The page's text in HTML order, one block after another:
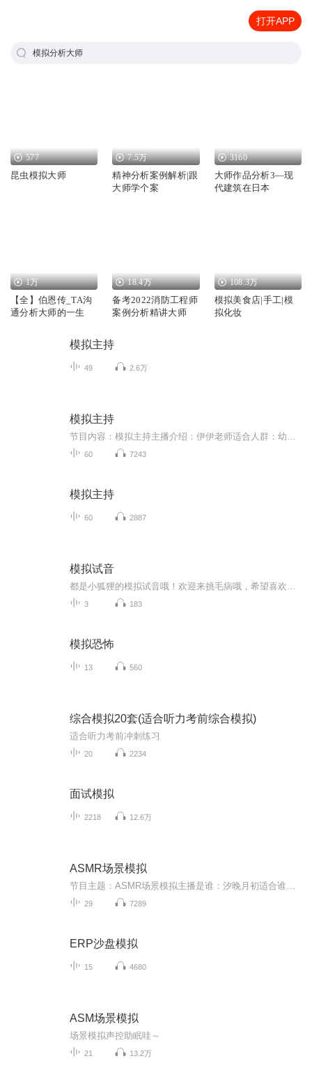
打开APP
模拟分析大师
577
昆虫模拟大师
7.5万
精神分析案例解析|跟
大师学个案
3160
大师作品分析3—现
代建筑在日本
1万
【全】伯恩传_TA沟
通分析大师的一生
18.4万
备考2022消防工程师
案例分析精讲大师
108.3万
模拟美食店|手工|模
拟化妆
模拟主持
49 2.6万
模拟主持
60 7243
模拟主持
60 2887
模拟试音
3 183
模拟恐怖
13 560
综合模拟20套(适合听力考前综合模拟)
适合听力考前冲刺练习
20 2234
面试模拟
2218 12.6万
ASMR场景模拟
29 7289
ERP沙盘模拟
15 4680
ASM场景模拟
场景模拟声控助眠哇～
21 13.2万